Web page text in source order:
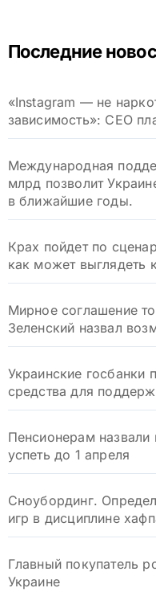
Последние
«Instagram — не
зависимость»: CEO
Международная
млрд позволит
в ближайшие годы.
Крах пойдет по
как может выглядеть
Мирное соглашение
Зеленский назвал
Украинские госбанки
средства для
Пенсионерам
успеть до 1 апреля
Сноубординг.
игр в дисциплине
Главный покупатель
Украине